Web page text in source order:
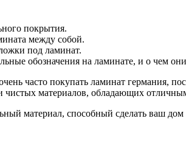
покрытия.
между собой.
под ламинат.
обозначения на ламинате, и о чем они
часто покупать ламинат германия,
чистых материалов, обладающих
материал, способный сделать ваш